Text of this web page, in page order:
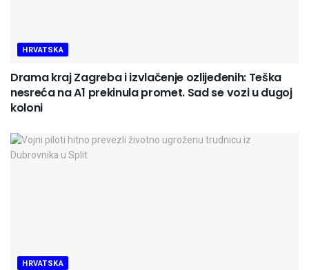
HRVATSKA
Drama kraj Zagreba i izvlačenje ozlijeđenih: Teška
nesreća na A1 prekinula promet. Sad se vozi u dugoj
koloni
HRVATSKA